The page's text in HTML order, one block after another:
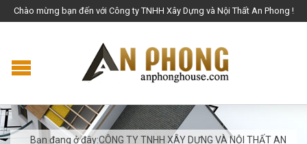
Chào mừng bạn đến với Công ty TNHH Xây Dựng và Nội Thất An Phong !
Bạn đang ở đây:CÔNG TY TNHH XÂY DỰNG VÀ NỘI THẤT AN